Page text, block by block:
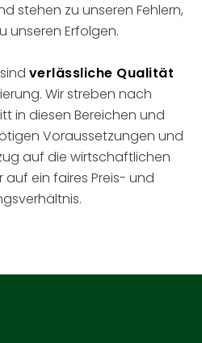
stehen zu unseren Fehlern,
unseren Erfolgen.
verlässliche Qualität
Wir streben nach
in diesen Bereichen und
Voraussetzungen und
auf die wirtschaftlichen
auf ein faires Preis- und